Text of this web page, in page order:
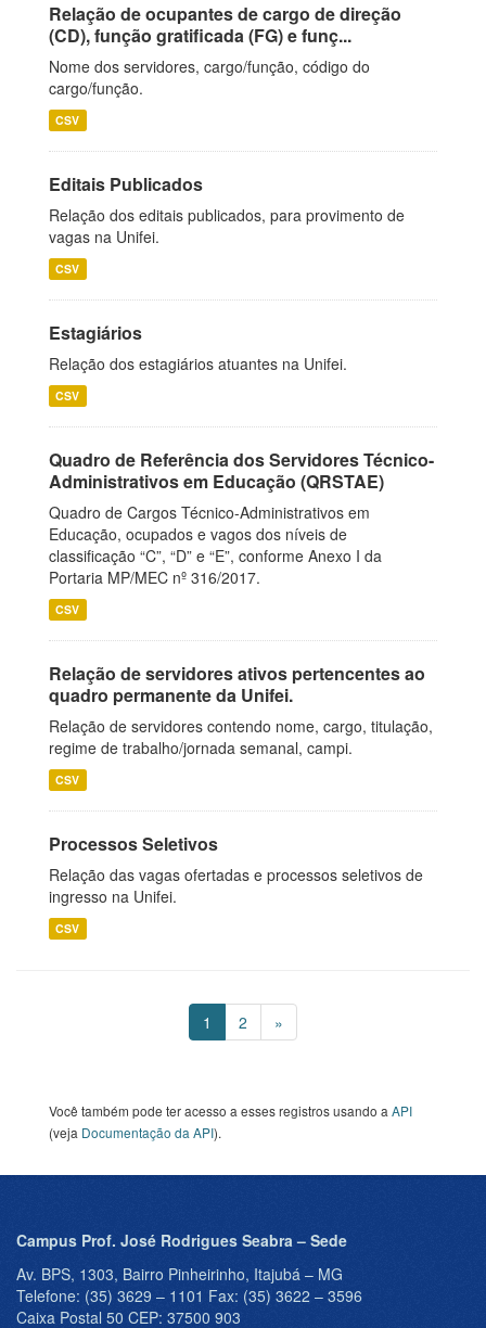
Relação de ocupantes de cargo de direção
(CD), função gratificada (FG) e funç...
Nome dos servidores, cargo/função, código do
cargo/função.
CSV
Editais Publicados
Relação dos editais publicados, para provimento de
vagas na Unifei.
CSV
Estagiários
Relação dos estagiários atuantes na Unifei.
CSV
Quadro de Referência dos Servidores Técnico-
Administrativos em Educação (QRSTAE)
Quadro de Cargos Técnico-Administrativos em
Educação, ocupados e vagos dos níveis de
classificação “C”, “D” e “E”, conforme Anexo I da
Portaria MP/MEC nº 316/2017.
CSV
Relação de servidores ativos pertencentes ao
quadro permanente da Unifei.
Relação de servidores contendo nome, cargo, titulação,
regime de trabalho/jornada semanal, campi.
CSV
Processos Seletivos
Relação das vagas ofertadas e processos seletivos de
ingresso na Unifei.
CSV
1 2 »
Você também pode ter acesso a esses registros usando a API
(veja Documentação da API).
Campus Prof. José Rodrigues Seabra – Sede
Av. BPS, 1303, Bairro Pinheirinho, Itajubá – MG
Telefone: (35) 3629 – 1101 Fax: (35) 3622 – 3596
Caixa Postal 50 CEP: 37500 903